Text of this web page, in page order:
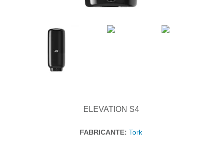
ELEVATION S4
FABRICANTE: Tork